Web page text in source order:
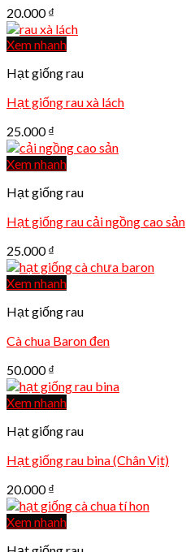
20.000₫
Xem nhanh
Hạt giống rau
Hạt giống rau xà lách
25.000₫
Xem nhanh
Hạt giống rau
Hạt giống rau cải ngồng cao sản
25.000₫
Xem nhanh
Hạt giống rau
Cà chua Baron đen
50.000₫
Xem nhanh
Hạt giống rau
Hạt giống rau bina (Chân Vịt)
20.000₫
Xem nhanh